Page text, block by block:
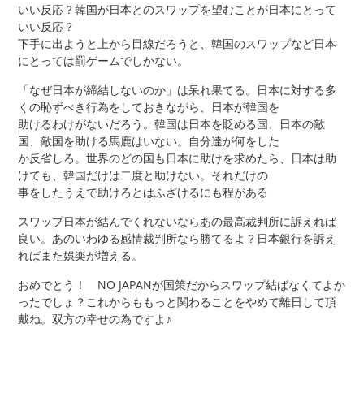
いい反応？韓国が日本とのスワップを望むことが日本にとって
いい反応？
下手に出ようと上から目線だろうと、韓国のスワップなど日本
にとっては罰ゲームでしかない。
「なぜ日本が締結しないのか」は呆れ果てる。日本に対する多
くの恥ずべき行為をしておきながら、日本が韓国を
助けるわけがないだろう。韓国は日本を貶める国、日本の敵
国、敵国を助ける馬鹿はいない。自分達が何をした
か反省しろ。世界のどの国も日本に助けを求めたら、日本は助
けても、韓国だけは二度と助けない。それだけの
事をしたうえで助けろとはふざけるにも程がある
スワップ日本が結んでくれないならあの最高裁判所に訴えれば
良い。あのいわゆる感情裁判所なら勝てるよ？日本銀行を訴え
ればまた娯楽が増える。
おめでとう！ NO JAPANが国策だからスワップ結ばなくてよか
ったでしょ？これからももっと関わることをやめて離日して頂
戴ね。双方の幸せの為ですよ♪